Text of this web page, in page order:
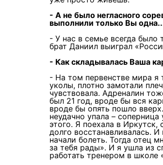
- А не было негласного
выполнили только Вы
- У нас в семье всегда было
брат Даниил выиграл
- Как складывалась Ваша
- На том первенстве мира я
уколы, плотно замотали
чувствовала. Адреналин
был 21 год, вроде бы вся
вроде бы опять пошло
неудачно упала –
этого. Я поехала в
долго восстанавливалась.
начали болеть. Тогда отец
за тебя рады». И я ушла из
работать тренером в школе